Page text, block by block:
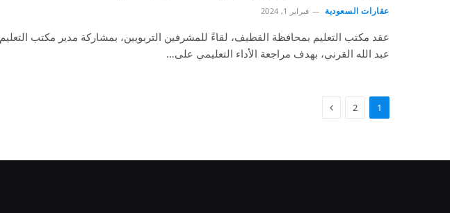
عقارات السعودية فبراير 1, 2024
عقد مكتب التعليم بمحافظة القطيف، لقاءً للمشرفين التربويين، بمشاركة مدير مكتب التعليم
عبد الله القرني، بهدف مراجعة الأداء التعليمي على…
1
2